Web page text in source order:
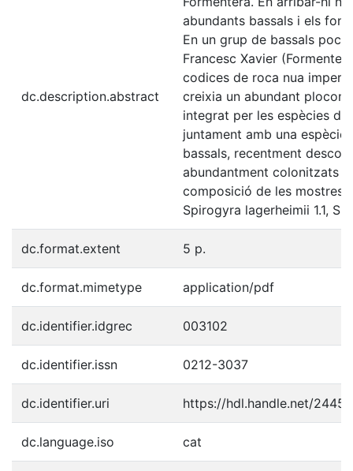
dc.description.abstract
abundants bassals i els
En un grup de bassals poc
Francesc Xavier
codices de roca nua
creixia un abundant plocon
integrat per les espècies
juntament amb una
bassals, recentment
abundantment colonitzats
composició de les mostres
Spirogyra lagerheimii 1.1,
dc.format.extent 5 p.
dc.format.mimetype application/pdf
dc.identifier.idgrec 003102
dc.identifier.issn 0212-3037
dc.identifier.uri https://hdl.handle.net/2445/
dc.language.iso cat